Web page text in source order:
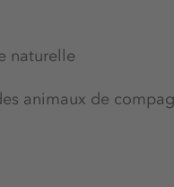
naturelle
animaux de